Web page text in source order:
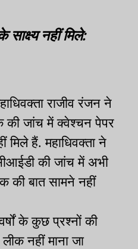
नहीं मिले:
राजीव रंजन ने
की जांच में क्वेश्चन पेपर
मिले हैं. महाधिवक्ता ने
की जांच में अभी
की बात सामने नहीं
के कुछ प्रश्नों की
नहीं माना जा